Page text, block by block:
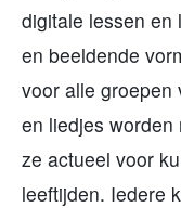
digitale lessen en
en beeldende
voor alle groepen
en liedjes
ze actueel voor
leeftijden. Iedere